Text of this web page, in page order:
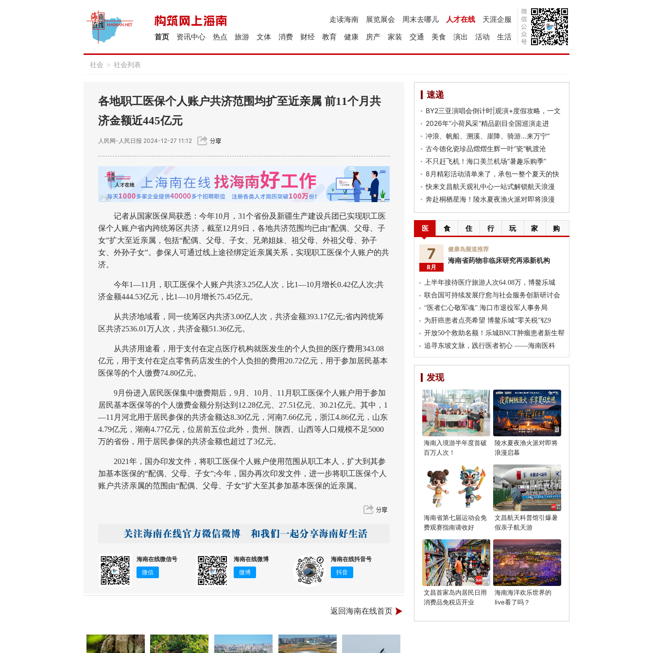
天涯企服
人才在线
周末去哪儿
展览展会
走读海南
生活
活动
演出
美食
交通
家装
房产
健康
教育
财经
消费
文体
旅游
热点
资讯中心
首页
社会 > 社会列表
各地职工医保个人账户共济范围均扩至近亲属 前11个月共
济金额近445亿元
人民网-人民日报 2024-12-27 11:12
记者从国家医保局获悉：今年10月，31个省份及新疆生产建设兵团已实现职工医
保个人账户省内跨统筹区共济，截至12月9日，各地共济范围均已由“配偶、父母、子
女”扩大至近亲属，包括“配偶、父母、子女、兄弟姐妹、祖父母、外祖父母、孙子
女、外孙子女”。参保人可通过线上途径绑定近亲属关系，实现职工医保个人账户的共
济。
今年1—11月，职工医保个人账户共济3.25亿人次，比1—10月增长0.42亿人次;共
济金额444.53亿元，比1—10月增长75.45亿元。
从共济地域看，同一统筹区内共济3.00亿人次，共济金额393.17亿元;省内跨统筹
区共济2536.01万人次，共济金额51.36亿元。
从共济用途看，用于支付在定点医疗机构就医发生的个人负担的医疗费用343.08
亿元，用于支付在定点零售药店发生的个人负担的费用20.72亿元，用于参加居民基本
医保等的个人缴费74.80亿元。
9月份进入居民医保集中缴费期后，9月、10月、11月职工医保个人账户用于参加
居民基本医保等的个人缴费金额分别达到12.28亿元、27.51亿元、30.21亿元。其中，1
—11月河北用于居民参保的共济金额达8.30亿元，河南7.66亿元，浙江4.86亿元，山东
4.79亿元，湖南4.77亿元，位居前五位;此外，贵州、陕西、山西等人口规模不足5000
万的省份，用于居民参保的共济金额也超过了3亿元。
2021年，国办印发文件，将职工医保个人账户使用范围从职工本人，扩大到其参
加基本医保的“配偶、父母、子女”;今年，国办再次印发文件，进一步将职工医保个人
账户共济亲属的范围由“配偶、父母、子女”扩大至其参加基本医保的近亲属。
海南在线微信号
微信
海南在线微博
微博
海南在线抖音号
抖音
返回海南在线首页
速递
BY2三亚演唱会倒计时|观演+度假攻略，一文
2026年“小荷风采”精品剧目全国巡演走进
冲浪、帆船、溯溪、崖降、骑游…来万宁“
古今德化瓷珍品熠熠生辉一叶“瓷”帆渡沧
不只赶飞机！海口美兰机场“暑趣乐购季”
8月精彩活动清单来了，承包一整个夏天的快
快来文昌航天观礼中心一站式解锁航天浪漫
奔赴桐栖星海！陵水夏夜渔火派对即将浪漫
医 食 住 行 玩 家 购
7
8月
健康岛频道推荐
海南省药物非临床研究再添新机构
上半年接待医疗旅游人次64.08万，博鳌乐城
联合国可持续发展疗愈与社会服务创新研讨会
“医者仁心敬军魂” 海口市退役军人事务局
为肝癌患者点亮希望 博鳌乐城“零关税”钇9
开放50个救助名额！乐城BNCT肿瘤患者新生帮
追寻东坡文脉，践行医者初心 ——海南医科
发现
海南入境游半年度首破
百万人次！
陵水夏夜渔火派对即将
浪漫启幕
海南省第七届运动会免
费观赛指南请收好
文昌航天科普馆引爆暑
假亲子航天游
文昌首家岛内居民日用
消费品免税店开业
海南海洋欢乐世界的
live看了吗？